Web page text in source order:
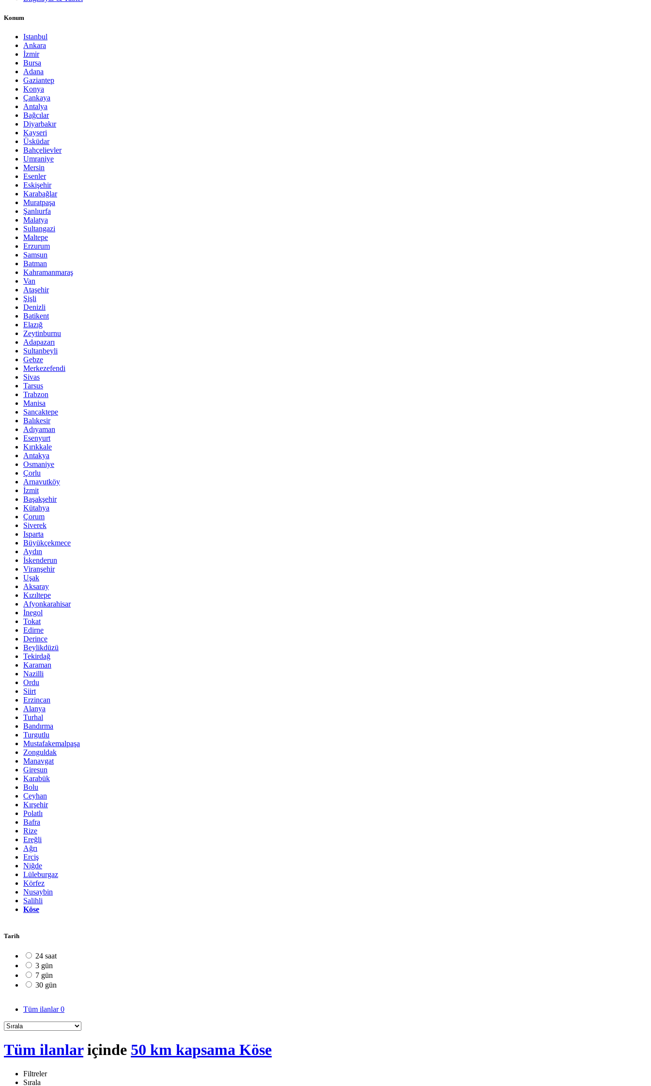
Konum
Istanbul
Ankara
İzmir
Bursa
Adana
Gaziantep
Konya
Çankaya
Antalya
Bağcılar
Diyarbakır
Kayseri
Üsküdar
Bahçelievler
Umraniye
Mersin
Esenler
Eskişehir
Karabağlar
Muratpaşa
Şanlıurfa
Malatya
Sultangazi
Maltepe
Erzurum
Samsun
Batman
Kahramanmaraş
Van
Ataşehir
Şişli
Denizli
Batikent
Elazığ
Zeytinburnu
Adapazarı
Sultanbeyli
Gebze
Merkezefendi
Sivas
Tarsus
Trabzon
Manisa
Sancaktepe
Balıkesir
Adıyaman
Esenyurt
Kırıkkale
Antakya
Osmaniye
Çorlu
Arnavutköy
İzmit
Başakşehir
Kütahya
Çorum
Siverek
Isparta
Büyükçekmece
Aydın
İskenderun
Viranşehir
Uşak
Aksaray
Kızıltepe
Afyonkarahisar
İnegol
Tokat
Edirne
Derince
Beylikdüzü
Tekirdağ
Karaman
Nazilli
Ordu
Siirt
Erzincan
Alanya
Turhal
Bandırma
Turgutlu
Mustafakemalpaşa
Zonguldak
Manavgat
Giresun
Karabük
Bolu
Ceyhan
Kırşehir
Polatlı
Bafra
Rize
Ereğli
Ağrı
Erciş
Niğde
Lüleburgaz
Körfez
Nusaybin
Salihli
Köse
Tarih
24 saat
3 gün
7 gün
30 gün
Tüm ilanlar0
Tüm ilanlariçinde 50 km kapsama Köse
Filtreler
Sırala